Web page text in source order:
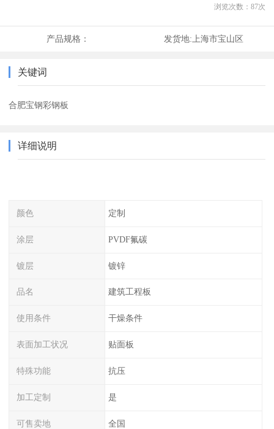
浏览次数： 87次
产品规格： 发货地: 上海市宝山区
关键词
合肥宝钢彩钢板
详细说明
颜色 定制
涂层 PVDF氟碳
镀层 镀锌
品名 建筑工程板
使用条件 干燥条件
表面加工状况 贴面板
特殊功能 抗压
加工定制 是
可售卖地 全国